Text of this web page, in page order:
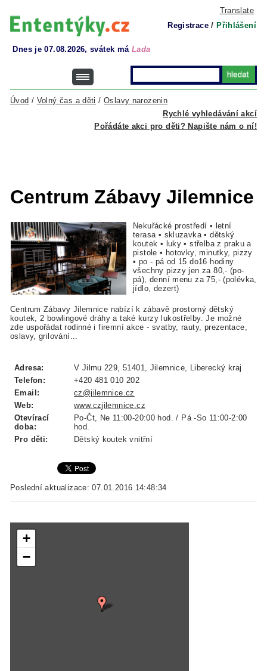
Translate
Registrace / Přihlášení
Dnes je 07.08.2026, svátek má Lada
Rychlé vyhledávání akcí
Úvod / Volný čas a děti /Oslavy narozenin
Pořádáte akci pro děti? Napište nám o ní!
Centrum Zábavy Jilemnice
Nekuřácké prostředí • letní
terasa • skluzavka • dětský
koutek • luky • střelba z praku a
pistole • hotovky, minutky, pizzy
• po - pá od 15 do16 hodiny
všechny pizzy jen za 80,- (po-
pá), denní menu za 75,- (polévka,
jídlo, dezert)
Centrum Zábavy Jilemnice nabízí k zábavě prostorný dětský
koutek, 2 bowlingové dráhy a také kurzy lukostřelby. Je možné
zde uspořádat rodinné i firemní akce - svatby, rauty, prezentace,
oslavy, grilování...
Adresa:
V Jilmu 229, 51401, Jilemnice, Liberecký kraj
Telefon:
+420 481 010 202
Email:
cz@jilemnice.cz
Web:
www.czjilemnice.cz
Otevírací
doba:
Po-Čt, Ne 11:00-20:00 hod. / Pá -So 11:00-2:00
hod.
Pro děti:
Dětský koutek vnitřní
Poslední aktualizace: 07.01.2016 14:48:34
+
−